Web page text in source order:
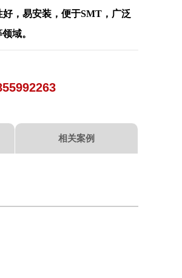
，易安装，便于SMT，广泛
域。
相关案例